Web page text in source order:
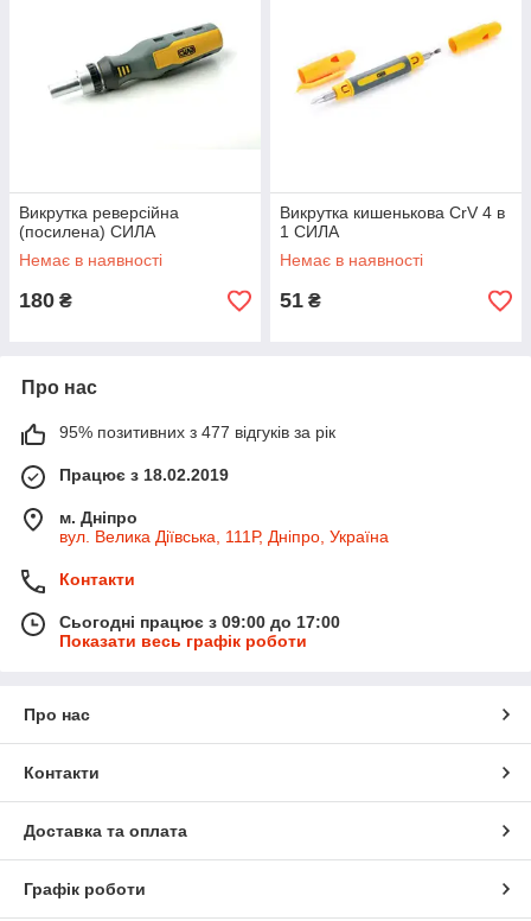
Викрутка реверсійна
(посилена) СИЛА
Немає в наявності
180 ₴
Викрутка кишенькова CrV 4 в
1 СИЛА
Немає в наявності
51 ₴
Про нас
95% позитивних з 477 відгуків за рік
Працює з 18.02.2019
м. Дніпро
вул. Велика Діївська, 111Р, Дніпро, Україна
Контакти
Сьогодні працює з 09:00 до 17:00
Показати весь графік роботи
Про нас
Контакти
Доставка та оплата
Графік роботи